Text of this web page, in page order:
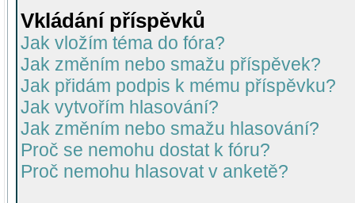
Vkládání příspěvků
Jak vložím téma do fóra?
Jak změním nebo smažu příspěvek?
Jak přidám podpis k mému příspěvku?
Jak vytvořím hlasování?
Jak změním nebo smažu hlasování?
Proč se nemohu dostat k fóru?
Proč nemohu hlasovat v anketě?